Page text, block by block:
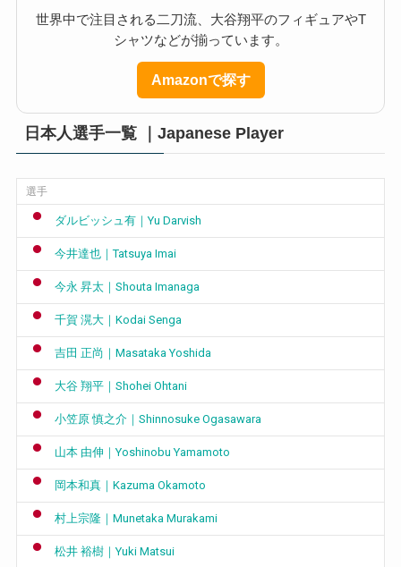
世界中で注目される二刀流、大谷翔平のフィギュアやT
シャツなどが揃っています。
Amazonで探す
日本人選手一覧 ｜Japanese Player
選手
ダルビッシュ有｜Yu Darvish
今井達也｜Tatsuya Imai
今永 昇太｜Shouta Imanaga
千賀 滉大｜Kodai Senga
吉田 正尚｜Masataka Yoshida
大谷 翔平｜Shohei Ohtani
小笠原 慎之介｜Shinnosuke Ogasawara
山本 由伸｜Yoshinobu Yamamoto
岡本和真｜Kazuma Okamoto
村上宗隆｜Munetaka Murakami
松井 裕樹｜Yuki Matsui